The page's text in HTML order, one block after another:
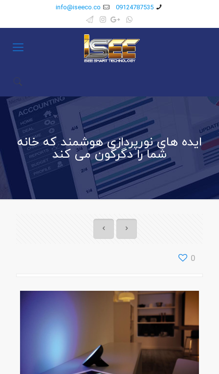
09124787535
info@iseeco.co
ایده های نورپردازی هوشمند که خانه
شما را دگرگون می کند
0